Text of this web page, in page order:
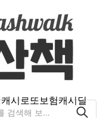
캐시로또보험캐시딜